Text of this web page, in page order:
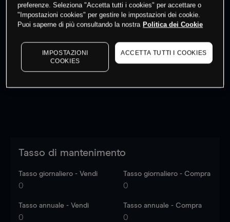
I prezzi sono solo indicativi. Accediper vedere gli ultimi
dati di mercato
to see latest market data
Tasso di mantenimento
Tasso giornaliero - Vendi
0
Tasso giornaliero - Compra
0
Tasso annuale - Vendi
0
Tasso annuale - Compra
0
preferenze. Seleziona "Accetta tutti i cookies" per accettare o
"Impostazioni cookies" per gestire le impostazioni dei cookie.
Puoi saperne di più consultando la nostra Politica dei Cookie
IMPOSTAZIONI
COOKIES
ACCETTA TUTTI I COOKIES